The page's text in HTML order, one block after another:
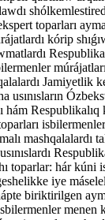
toparları
kórip
Jamiyetlik
usınısların
Respublikalıq
mashqalalardı
toparlar: hár kúni
iye
biriktirilgen
menen